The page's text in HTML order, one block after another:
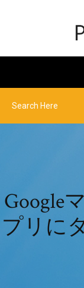
Google
プリに